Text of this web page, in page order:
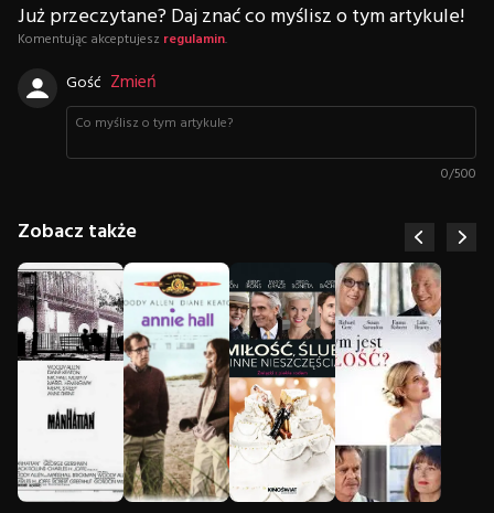
Już przeczytane? Daj znać co myślisz o tym artykule!
Komentując akceptujesz regulamin.
Gość Zmień
0/500
Zobacz także